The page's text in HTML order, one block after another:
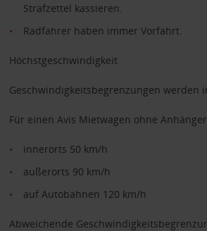
Strafzettel kassieren.
Radfahrer haben immer Vorfahrt.
Höchstgeschwindigkeit
Geschwindigkeitsbegrenzungen werden
Für einen Avis Mietwagen ohne
innerorts 50 km/h
außerorts 90 km/h
auf Autobahnen 120 km/h
Abweichende